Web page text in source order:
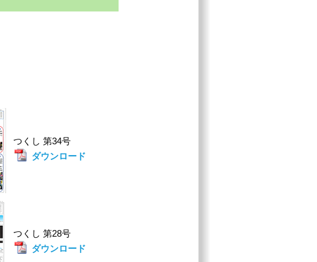
つくし 第34号
ダウンロード
つくし 第28号
ダウンロード